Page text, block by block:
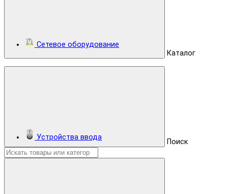
Каталог
Поиск
Сетевое оборудование
Устройства ввода